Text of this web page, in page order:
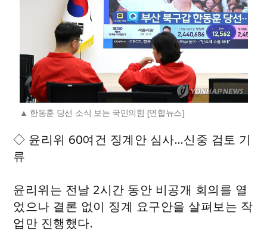
한동훈 당선 소식 보는 국민의힘 [연합뉴스]
◇ 윤리위 60여건 징계안 심사…신중 검토 기
류
윤리위는 전날 2시간 동안 비공개 회의를 열
었으나 결론 없이 징계 요구안을 살펴보는 작
업만 진행했다.